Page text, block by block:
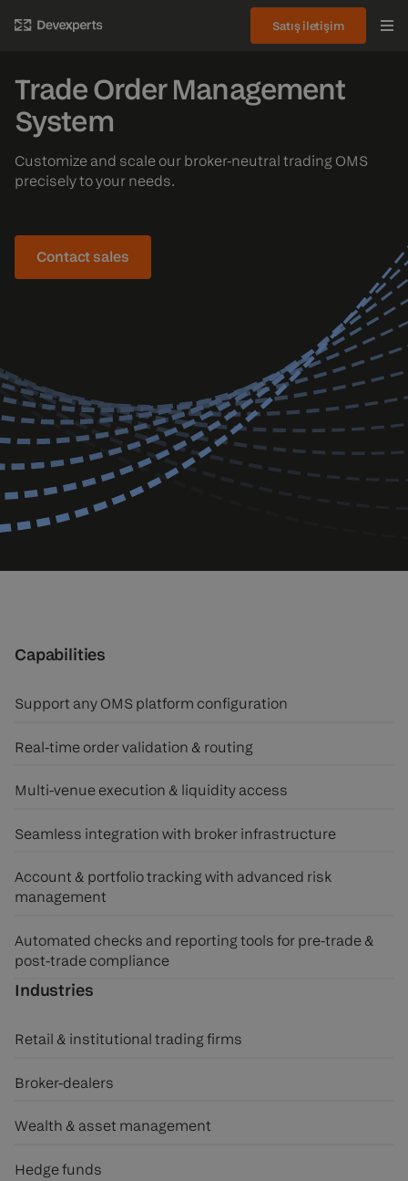
Satış iletişim
Trade Order Management
System
Customize and scale our broker-neutral trading OMS
precisely to your needs.
Contact sales
Capabilities
Support any OMS platform configuration
Real-time order validation & routing
Multi-venue execution & liquidity access
Seamless integration with broker infrastructure
Account & portfolio tracking with advanced risk
management
Automated checks and reporting tools for pre-trade &
post-trade compliance
Industries
Retail & institutional trading firms
Broker-dealers
Wealth & asset management
Hedge funds